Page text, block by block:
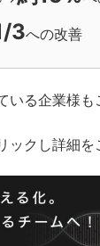
3への改善
る企業様も
クし詳細を